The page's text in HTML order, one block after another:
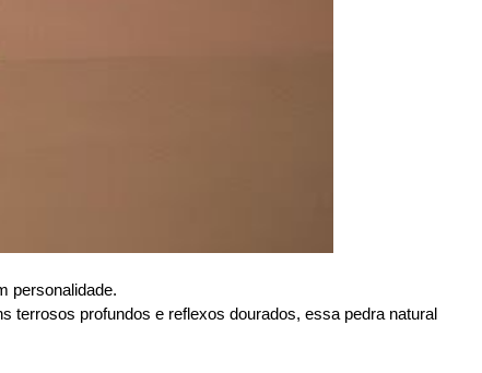
personalidade.
terrosos profundos e reflexos dourados, essa pedra natural